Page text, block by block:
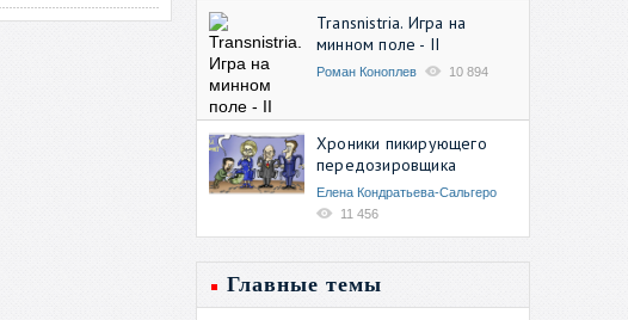
Transnistria. Игра на
минном поле - II
Роман Коноплев 10 894
Хроники пикирующего
передозировщика
Елена Кондратьева-Сальгеро
11 456
Главные темы